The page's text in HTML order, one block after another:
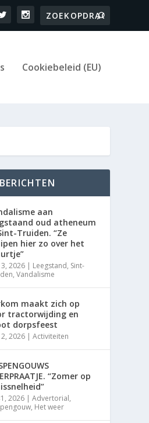
Cookiebeleid (EU)
aan
oud atheneum
Truiden. “Ze
hier zo over het
2026 | Leegstand, Sint-
,Vandalisme
maakt zich op
tractorwijding en
dorpsfeest
2026 |Activiteiten
“Zomer op
2026 |Advertorial,
, Het weer